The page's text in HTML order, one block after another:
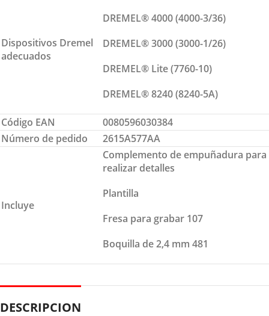
Dispositivos Dremel
adecuados
DREMEL® 4000 (4000-3/36)
DREMEL® 3000 (3000-1/26)
DREMEL® Lite (7760-10)
DREMEL® 8240 (8240-5A)
Código EAN
0080596030384
Número de pedido
2615A577AA
Incluye
Complemento de empuñadura para
realizar detalles
Plantilla
Fresa para grabar 107
Boquilla de 2,4 mm 481
DESCRIPCION